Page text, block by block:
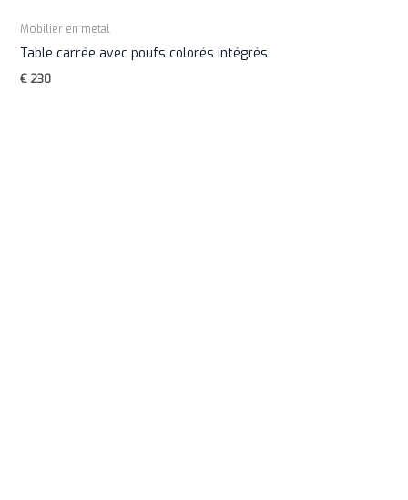
Mobilier en metal
Table carrée avec poufs colorés intégrés
€230